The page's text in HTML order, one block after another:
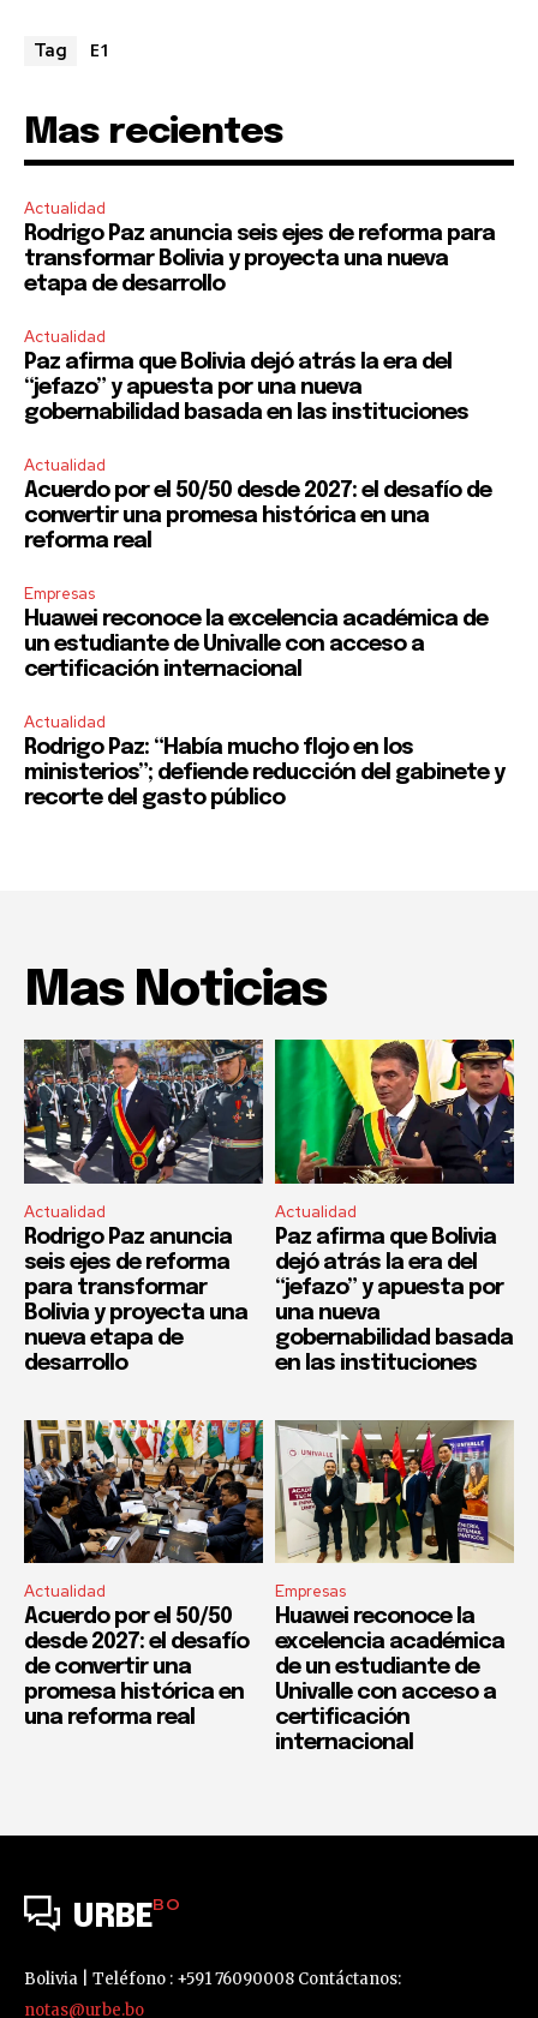
Tag E1
Mas recientes
Actualidad
Rodrigo Paz anuncia seis ejes de reforma para
transformar Bolivia y proyecta una nueva
etapa de desarrollo
Actualidad
Paz afirma que Bolivia dejó atrás la era del
“jefazo” y apuesta por una nueva
gobernabilidad basada en las instituciones
Actualidad
Acuerdo por el 50/50 desde 2027: el desafío de
convertir una promesa histórica en una
reforma real
Empresas
Huawei reconoce la excelencia académica de
un estudiante de Univalle con acceso a
certificación internacional
Actualidad
Rodrigo Paz: “Había mucho flojo en los
ministerios”; defiende reducción del gabinete y
recorte del gasto público
Mas Noticias
Actualidad
Rodrigo Paz anuncia
seis ejes de reforma
para transformar
Bolivia y proyecta una
nueva etapa de
desarrollo
Actualidad
Paz afirma que Bolivia
dejó atrás la era del
“jefazo” y apuesta por
una nueva
gobernabilidad basada
en las instituciones
Actualidad
Acuerdo por el 50/50
desde 2027: el desafío
de convertir una
promesa histórica en
una reforma real
Empresas
Huawei reconoce la
excelencia académica
de un estudiante de
Univalle con acceso a
certificación
internacional
URBEBO
Bolivia | Teléfono : +591 76090008 Contáctanos:
notas@urbe.bo